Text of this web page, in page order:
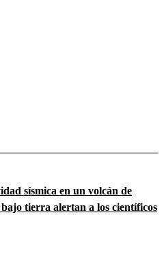
sísmica en un volcán de
tierra alertan a los científicos